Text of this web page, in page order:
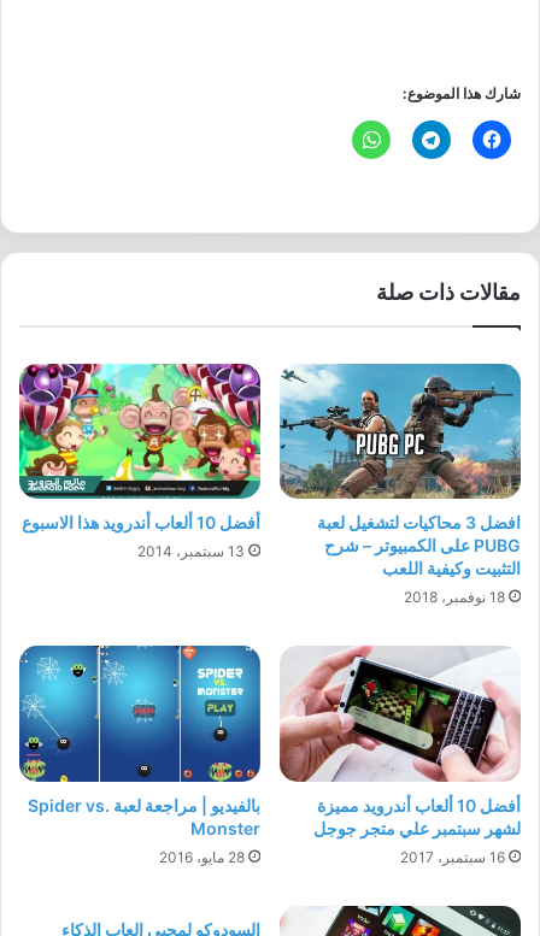
شارك هذا الموضوع:
مقالات ذات صلة
افضل 3 محاكيات لتشغيل لعبة
PUBG على الكمبيوتر – شرح
التثبيت وكيفية اللعب
18 نوفمبر، 2018
أفضل 10 ألعاب أندرويد هذا الاسبوع
13 سبتمبر، 2014
أفضل 10 ألعاب أندرويد مميزة
لشهر سبتمبر علي متجر جوجل
16 سبتمبر، 2017
بالفيديو | مراجعة لعبة Spider vs.
Monster
28 مايو، 2016
السودوكو لمحبي العاب الذكاء